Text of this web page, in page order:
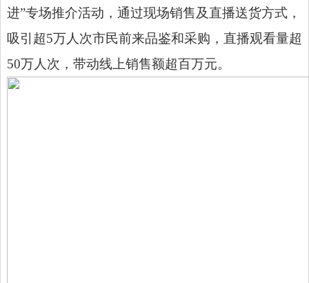
进”专场推介活动，通过现场销售及直播送货方式，
吸引超5万人次市民前来品鉴和采购，直播观看量超
50万人次，带动线上销售额超百万元。